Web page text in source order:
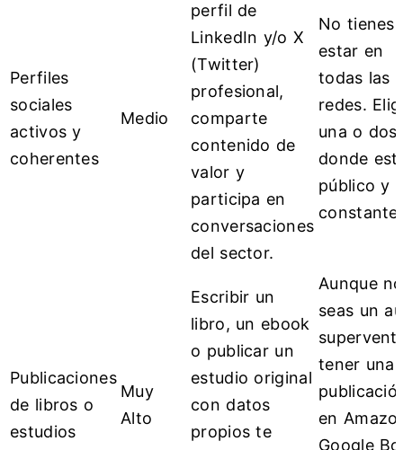
Perfiles
sociales
activos y
coherentes
Medio
perfil de
LinkedIn y/o X
(Twitter)
profesional,
comparte
contenido de
valor y
participa en
conversaciones
del sector.
No tienes
estar en
todas las
redes.
una o dos
donde
público y
constante
Publicaciones
de libros o
estudios
Muy
Alto
Escribir un
libro, un ebook
o publicar un
estudio original
con datos
propios te
Aunque no
seas un
tener una
en
Google